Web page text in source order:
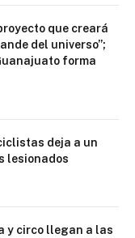
que creará
del universo”;
forma
deja a un
lesionados
y circo llegan a las